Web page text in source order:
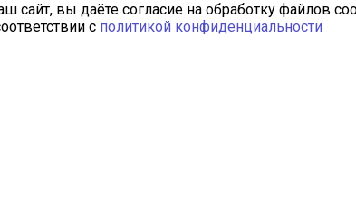
сайт, вы даёте согласие на обработку файлов
с политикой конфиденциальности